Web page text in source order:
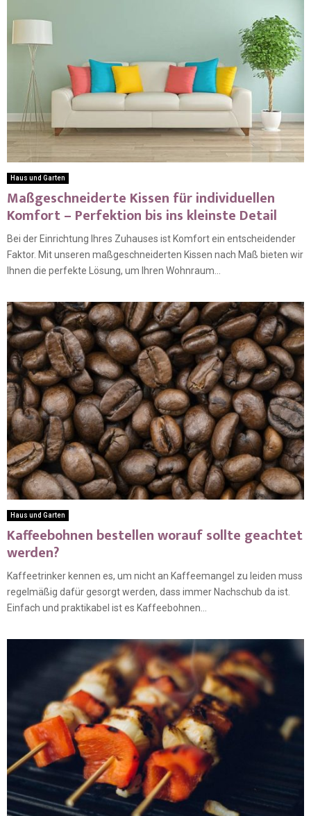
Haus und Garten
Maßgeschneiderte Kissen für individuellen
Komfort – Perfektion bis ins kleinste Detail
Bei der Einrichtung Ihres Zuhauses ist Komfort ein entscheidender
Faktor. Mit unseren maßgeschneiderten Kissen nach Maß bieten wir
Ihnen die perfekte Lösung, um Ihren Wohnraum...
Haus und Garten
Kaffeebohnen bestellen worauf sollte geachtet
werden?
Kaffeetrinker kennen es, um nicht an Kaffeemangel zu leiden muss
regelmäßig dafür gesorgt werden, dass immer Nachschub da ist.
Einfach und praktikabel ist es Kaffeebohnen...